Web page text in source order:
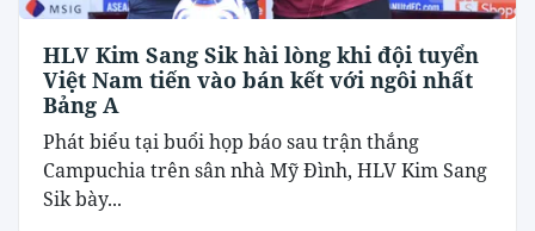
HLV Kim Sang Sik hài lòng khi đội tuyển
Việt Nam tiến vào bán kết với ngôi nhất
Bảng A
Phát biểu tại buổi họp báo sau trận thắng
Campuchia trên sân nhà Mỹ Đình, HLV Kim Sang
Sik bày...